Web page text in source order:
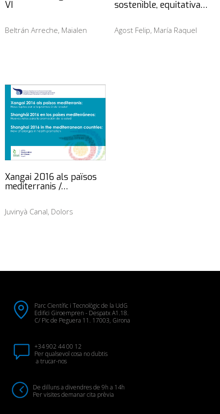
VI
Beltrán Arreche, Maialen
sostenible, equitativa…
Agost Felip, María Raquel
Xangai 2016 als països
mediterranis /…
Juvinyà Canal, Dolors
Parc Científic i Tecnològic de la UdG
Edifici Giroempren - Despatx A1.18.
C/ Pic de Peguera 11. 17003, Girona
+34 902 44 00 12
Per qualsevol cosa no dubtis
a trucar-nos
De dilluns a divendres de 9h a 14h
Per visites demanar cita prèvia